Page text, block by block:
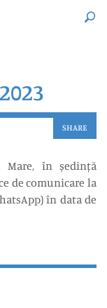
SHARE
Mare, în ședință
de comunicare la
în data de